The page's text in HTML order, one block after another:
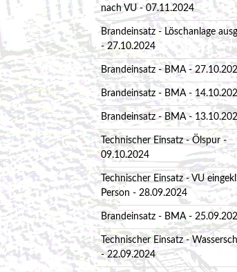
nach VU - 07.11.2024
Brandeinsatz - Löschanlage
- 27.10.2024
Brandeinsatz - BMA -
Brandeinsatz - BMA -
Brandeinsatz - BMA -
Technischer Einsatz - Ölspur -
09.10.2024
Technischer Einsatz - VU
Person - 28.09.2024
Brandeinsatz - BMA -
Technischer Einsatz -
- 22.09.2024